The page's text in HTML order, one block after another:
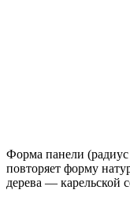
Форма панели (радиус
повторяет форму
дерева — карельской